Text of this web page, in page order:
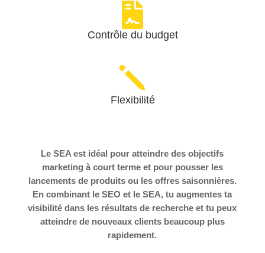

Contrôle du budget
j
Flexibilité
Le SEA est idéal pour atteindre des objectifs
marketing à court terme et pour pousser les
lancements de produits ou les offres saisonnières.
En combinant le SEO et le SEA, tu augmentes ta
visibilité dans les résultats de recherche et tu peux
atteindre de nouveaux clients beaucoup plus
rapidement.